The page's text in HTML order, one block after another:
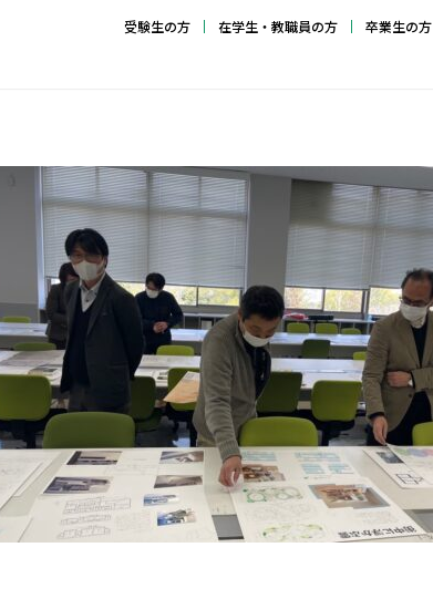
受験生の方 在学生・教職員の方 卒業生の方